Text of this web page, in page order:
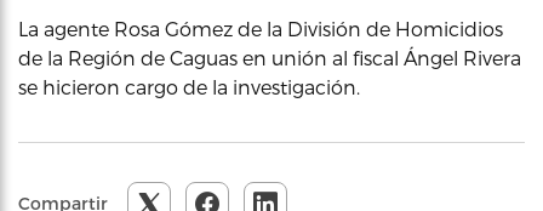
La agente Rosa Gómez de la División de Homicidios
de la Región de Caguas en unión al fiscal Ángel Rivera
se hicieron cargo de la investigación.
Compartir